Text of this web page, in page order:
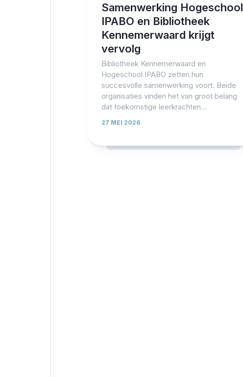
Samenwerking Hogeschool
IPABO en Bibliotheek
Kennemerwaard krijgt
vervolg
Bibliotheek Kennemerwaard en
Hogeschool IPABO zetten hun
succesvolle samenwerking voort. Beide
organisaties vinden het van groot belang
dat toekomstige leerkrachten...
27 MEI 2026